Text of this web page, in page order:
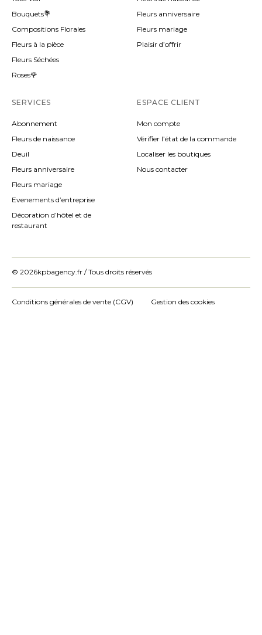
Bouquets💐
Compositions Florales
Fleurs à la pièce
Fleurs Séchées
Roses🌹
Fleurs anniversaire
Fleurs mariage
Plaisir d’offrir
SERVICES
Abonnement
Fleurs de naissance
Deuil
Fleurs anniversaire
Fleurs mariage
Evenements d’entreprise
Décoration d’hôtel et de
restaurant
ESPACE CLIENT
Mon compte
Vérifier l’état de la commande
Localiser les boutiques
Nous contacter
© 2026kpbagency.fr / Tous droits réservés
Conditions générales de vente (CGV) Gestion des cookies